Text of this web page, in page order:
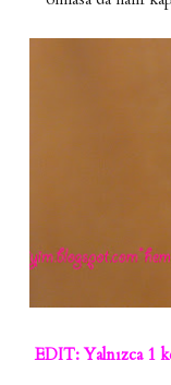
EDIT: Yalnızca 1